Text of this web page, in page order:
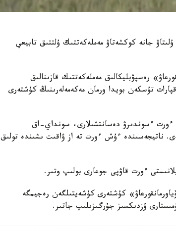
جانە كوكشەتاۋ مەملەكەتتىك ۇلتتىق تابيعي
رەسپۋبليكالىق مەملەكەتتىك قازىنالىق
تۇسكەن بويدا ورمان مەكەمەلەرىنىڭ كۇشتەرى
ءورت ءسوندىرۋ دەسانتشىلارى، سونداي-اق
ناتيجەسىندە ءۇش ءورت تە از ۋاقىت ىشىندە تولىق
ءورت قاۋپى جوعارى بولىپ وتىر.
كۇشتەرى كۇشەيتىلگەن رەجيمگە
ۇزدىكسىز جۇرگىزىلىپ جاتىر.